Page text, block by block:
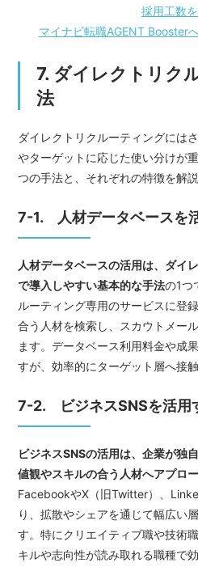
採用工数
マイナビ転職AGENT Booster
7. ダイレクトリク
法
ダイレクトリクルーティングには
やターゲットに応じた使い分けが
つの手法と、それぞれの特徴を解説
7-1. 人材データベースを
人材データベースの活用は、ダイ
で導入しやすい基本的な手法の1つ
ルーティング専用のサービスに登
合う人材を検索し、スカウトメー
ます。データベース利用料金や成
すが、効率的にターゲット層へ接
7-2. ビジネスSNSを活用
ビジネスSNSの活用は、企業が独
値観やスキルの合う人材へアプロ
FacebookやX（旧Twitter）、
り、拡散やシェアを通じて幅広い
す。特にクリエイティブ職や技術
キルや志向性が読み取れる職種で